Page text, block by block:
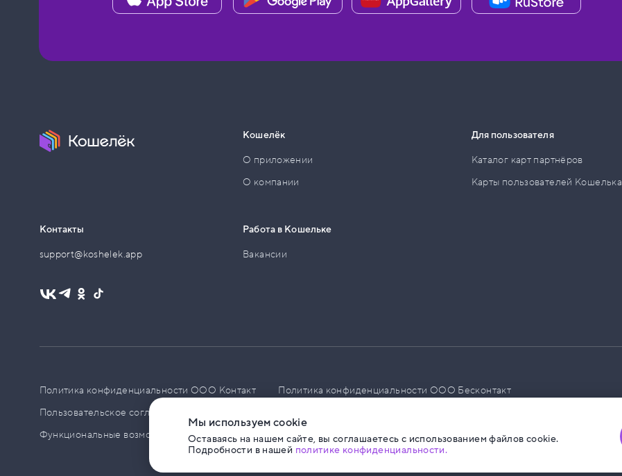
Контакты
support@koshelek.app
Кошелёк
О приложении
О компании
Работа в Кошельке
Вакансии
Для пользователя
Каталог карт партнёров
Карты пользователей Кошелька
Политика конфиденциальности ООО Контакт
Политика конфиденциальности ООО Бесконтакт
Пользовательское соглашение
Функциональные возможности ПО
Мы используем cookie
Оставаясь на нашем сайте, вы соглашаетесь с использованием файлов cookie.
Подробности в нашей политике конфиденциальности.